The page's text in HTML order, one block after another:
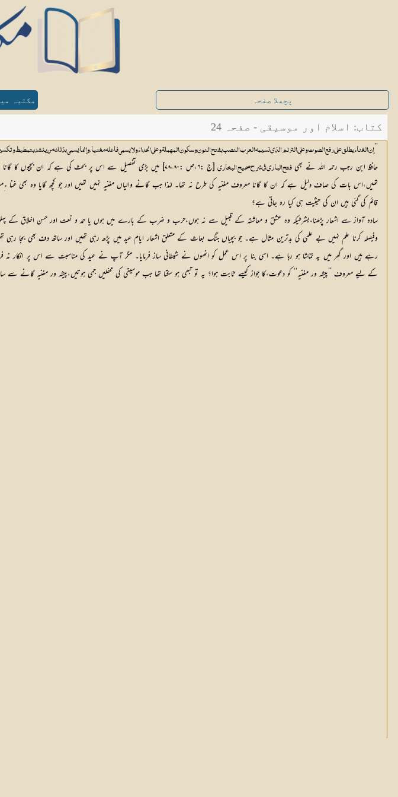
پچھلا صفحہ مکتبہ
کتاب: اسلام اور موسیقی - صفحہ 24
’’إن الغناء یطلق علی رفع الصوت و علی الترنم الذی تسیمہ العرب النصب بفتح النون وسکون المھملۃ و علی الحداء ولا یسمی فاعلہ مغنیا،وإنما یسمی بذلک من ینشد بتمطیط و
حافظ ابن رجب رحمہ اللہ نے بھیفتح الباری فی شرح صحیح البخاری [ج :۶،ص :۷۸،۸۰] میں بڑی تفصیل سے اس پر بحث کی ہے کہ ان بچیوں کا گانا عجمیوں کے گانے کی مانند نہ تھا۔ بلکہ بدویوں کی طرح سادہ طریقہ پر اشعار پڑھنا تھا۔ حضرت عائشہ صدیقہ کی وضاحت کہ ’’
قائم کی گئی ہیں ان کی حیثیت ہی کیا رہ جاتی ہے؟
سادہ آواز سے اشعار پڑھنا،بشرطیکہ وہ عشق و معاشقہ کے قبیل سے نہ ہوں،حرب و ضرب کے بارے میں ہوں یا حمد و نعت اور حسن اخلاق کے
وفیصلہ کرنا علم نہیں بے علمی کی بدترین مثال ہے۔ جو بچیاں جنگ بعاث کے متعلق اشعار ایام عید میں پڑھ رہی تھیں اور ساتھ دف بھی
رہے ہیں اور گھر میں یہ تماشا ہو رہا ہے۔ اسی بنا پر اس عمل کو انھوں نے شیطانی ساز فرمایا۔ مگر آپ نے عید کی مناسبت سے اس پر انکار نہ
کے لیے معروف ’’پیشہ ور مغنیہ‘‘ کو دعوت،کا جواز کیسے ثابت ہوا؟ یہ تو تبھی ہو سکتا تھا جب موسیقی کی محفلیں جمی ہوتیں،پیشہ ور مغنیہ